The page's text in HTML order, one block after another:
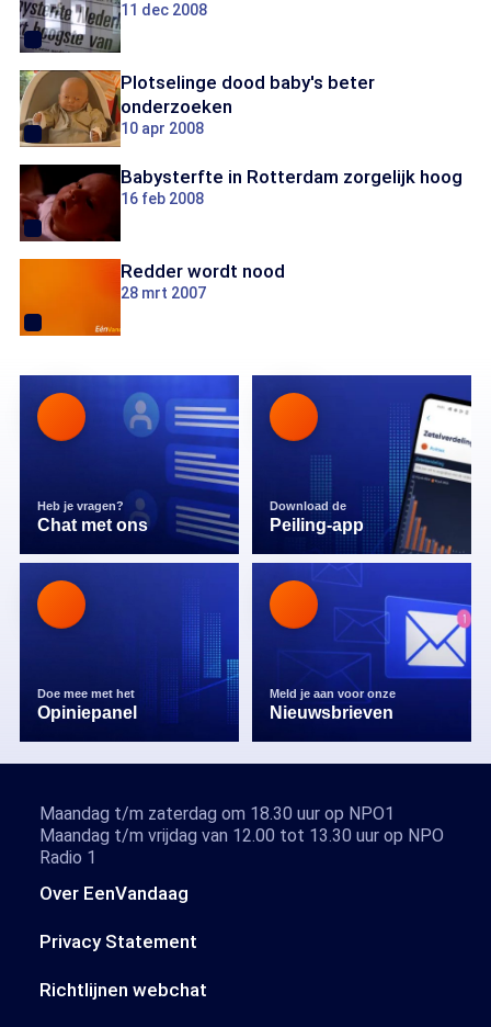
11 dec 2008
Plotselinge dood baby's beter
onderzoeken
10 apr 2008
Babysterfte in Rotterdam zorgelijk hoog
16 feb 2008
Redder wordt nood
28 mrt 2007
Heb je vragen?
Chat met ons
Download de
Peiling-app
Doe mee met het
Opiniepanel
Meld je aan voor onze
Nieuwsbrieven
Over EenVandaag
Privacy Statement
Richtlijnen webchat
Maandag t/m zaterdag om 18.30 uur op NPO1
Maandag t/m vrijdag van 12.00 tot 13.30 uur op NPO
Radio 1